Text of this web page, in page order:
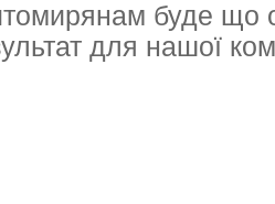
буде що
для нашої